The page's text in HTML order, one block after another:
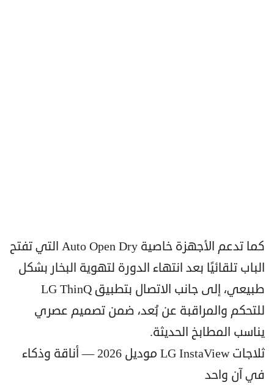
كما تدعم الأجهزة خاصية Auto Open Dry التي تفتح
الباب تلقائيًا بعد انتهاء الدورة لتهوية البخار بشكل
طبيعي، إلى جانب الاتصال بتطبيق LG ThinQ
للتحكم والمراقبة عن بُعد، ضمن تصميم عصري
يناسب المطابخ الحديثة.
ثلاجات LG InstaView موديل 2026 — أناقة وذكاء
في آن واحد